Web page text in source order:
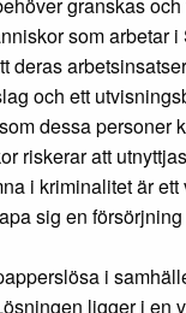
som arbetar i
deras
och ett
dessa personer
riskerar att
i kriminalitet är ett
sig en
i
ligger i en